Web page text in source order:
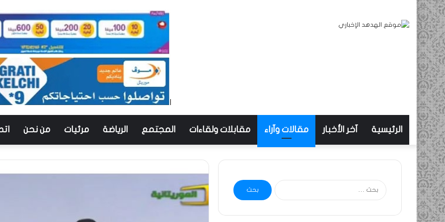
الرئيسية آخر الأخبار مقالات وآراء مقابلات ولقاءات المجتمع الرياضة مرئيات من نحن
البحث
عن: